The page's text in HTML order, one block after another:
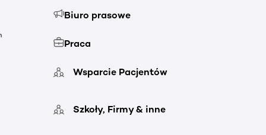
Biuro prasowe
Praca
Wsparcie Pacjentów
Szkoły, Firmy & inne